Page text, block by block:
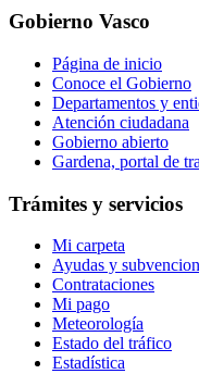
Gobierno Vasco
Página de inicio
Conoce el Gobierno
Departamentos y
Atención ciudadana
Gobierno abierto
Gardena, portal de
Trámites y servicios
Mi carpeta
Ayudas y
Contrataciones
Mi pago
Meteorología
Estado del tráfico
Estadística